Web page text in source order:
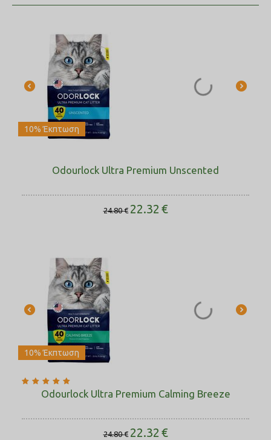
10% Έκπτωση
Odourlock Ultra Premium Unscented
24.80 € 22.32 €
10% Έκπτωση
Odourlock Ultra Premium Calming Breeze
24.80 € 22.32 €